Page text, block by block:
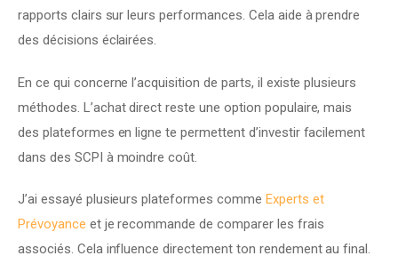
rapports clairs sur leurs performances. Cela aide à prendre
des décisions éclairées.
En ce qui concerne l’acquisition de parts, il existe plusieurs
méthodes. L’achat direct reste une option populaire, mais
des plateformes en ligne te permettent d’investir facilement
dans des SCPI à moindre coût.
J’ai essayé plusieurs plateformes comme Experts et
Prévoyance et je recommande de comparer les frais
associés. Cela influence directement ton rendement au final.